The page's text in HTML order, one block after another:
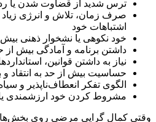
ترس شدید از قضاوت شدن یا
صرف زمان، تلاش و انرژی زیاد
اشتباهات خود
خود نکوهی یا نشخوار ذهنی
داشتن برنامه و آمادگی بیش از
نیاز به داشتن قوانین،
حساسیت بیش از حد به انتقاد و
الگوی تفکر انعطاف‌ناپذیر و
مشروط کردن خود ارزشمندی
وقتی کمال گرایی مرضی روی بخش‌های